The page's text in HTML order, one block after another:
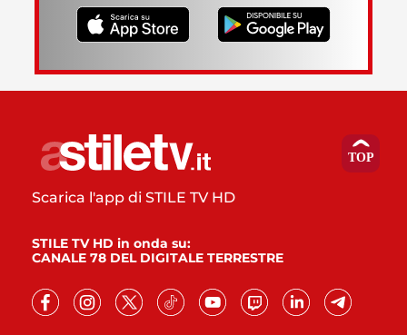
Scarica l'app di STILE TV HD
STILE TV HD in onda su:
CANALE 78 DEL DIGITALE TERRESTRE